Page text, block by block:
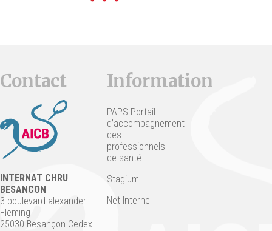
Contact
INTERNAT CHRU
BESANCON
3 boulevard alexander
Fleming
25030 Besançon Cedex
Information
PAPS Portail
d’accompagnement
des
professionnels
de santé
Stagium
Net Interne